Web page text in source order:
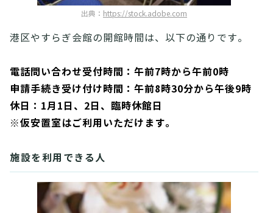
出典： https://stock.adobe.com
港区やすらぎ会館の開館時間は、以下の通りです。
電話問い合わせ受付時間：午前7時から午前0時
申請手続き受け付け時間 ：午前8時30分から午後9時
休日：1月1日、2日、臨時休館日
※仮安置室はご利用いただけます。
施設を利用できる人